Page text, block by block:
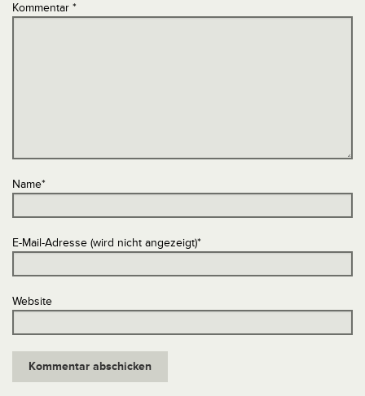
Kommentar *
Name*
E-Mail-Adresse (wird nicht angezeigt)*
Website